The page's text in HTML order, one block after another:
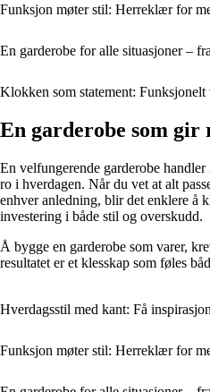
Funksjon møter stil: Herreklær for
En garderobe for alle situasjoner –
Klokken som statement:
En garderobe som gir
En velfungerende garderobe
ro i hverdagen. Når du vet at alt
enhver anledning, blir det enklere å
investering i både stil og overskudd.
Å bygge en garderobe som varer,
resultatet er et klesskap som føles
Hverdagsstil med kant: Få
Funksjon møter stil: Herreklær for